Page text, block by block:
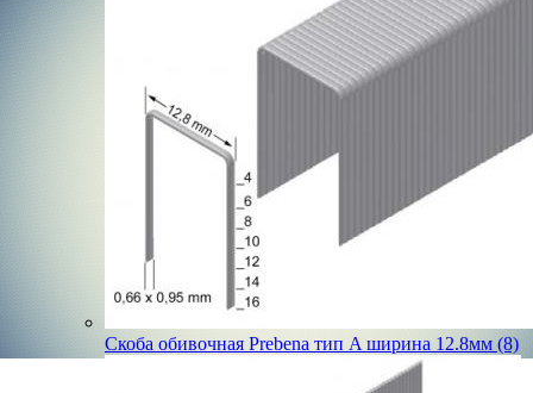
Скоба обивочная Prebena тип A ширина 12.8мм (8)